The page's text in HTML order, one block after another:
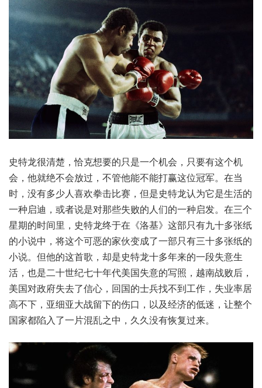
史特龙很清楚，恰克想要的只是一个机会，只要有这个机
会，他就绝不会放过，不管他能不能打赢这位冠军。在当
时，没有多少人喜欢拳击比赛，但是史特龙认为它是生活的
一种启迪，或者说是对那些失败的人们的一种启发。在三个
星期的时间里，史特龙终于在《洛基》这部只有九十多张纸
的小说中，将这个可恶的家伙变成了一部只有三十多张纸的
小说。但他的这首歌，却是史特龙十多年来的一段失意生
活，也是二十世纪七十年代美国失意的写照，越南战败后，
美国对政府失去了信心，回国的士兵找不到工作，失业率居
高不下，亚细亚大战留下的伤口，以及经济的低迷，让整个
国家都陷入了一片混乱之中，久久没有恢复过来。